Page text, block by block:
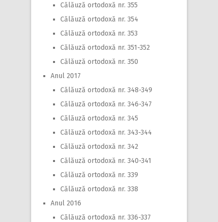
Călăuză ortodoxă nr. 355
Călăuză ortodoxă nr. 354
Călăuză ortodoxă nr. 353
Călăuză ortodoxă nr. 351-352
Călăuză ortodoxă nr. 350
Anul 2017
Călăuză ortodoxă nr. 348-349
Călăuză ortodoxă nr. 346-347
Călăuză ortodoxă nr. 345
Călăuză ortodoxă nr. 343-344
Călăuză ortodoxă nr. 342
Călăuză ortodoxă nr. 340-341
Călăuză ortodoxă nr. 339
Călăuză ortodoxă nr. 338
Anul 2016
Călăuză ortodoxă nr. 336-337